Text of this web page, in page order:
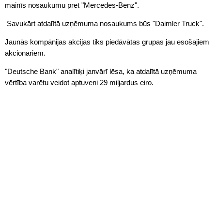
mainīs nosaukumu pret "Mercedes-Benz".
Savukārt atdalītā uzņēmuma nosaukums būs "Daimler Truck".
Jaunās kompānijas akcijas tiks piedāvātas grupas jau esošajiem
akcionāriem.
"Deutsche Bank" analītiķi janvārī lēsa, ka atdalītā uzņēmuma
vērtība varētu veidot aptuveni 29 miljardus eiro.